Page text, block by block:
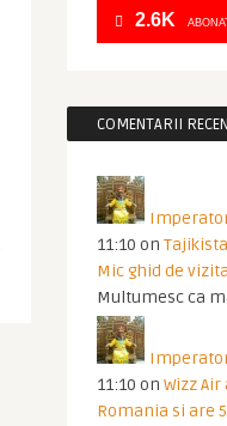
2.6K
COMENTARII
11:10 on
Mic ghid de
Multumesc ca
11:10 on Wizz
Romania si are